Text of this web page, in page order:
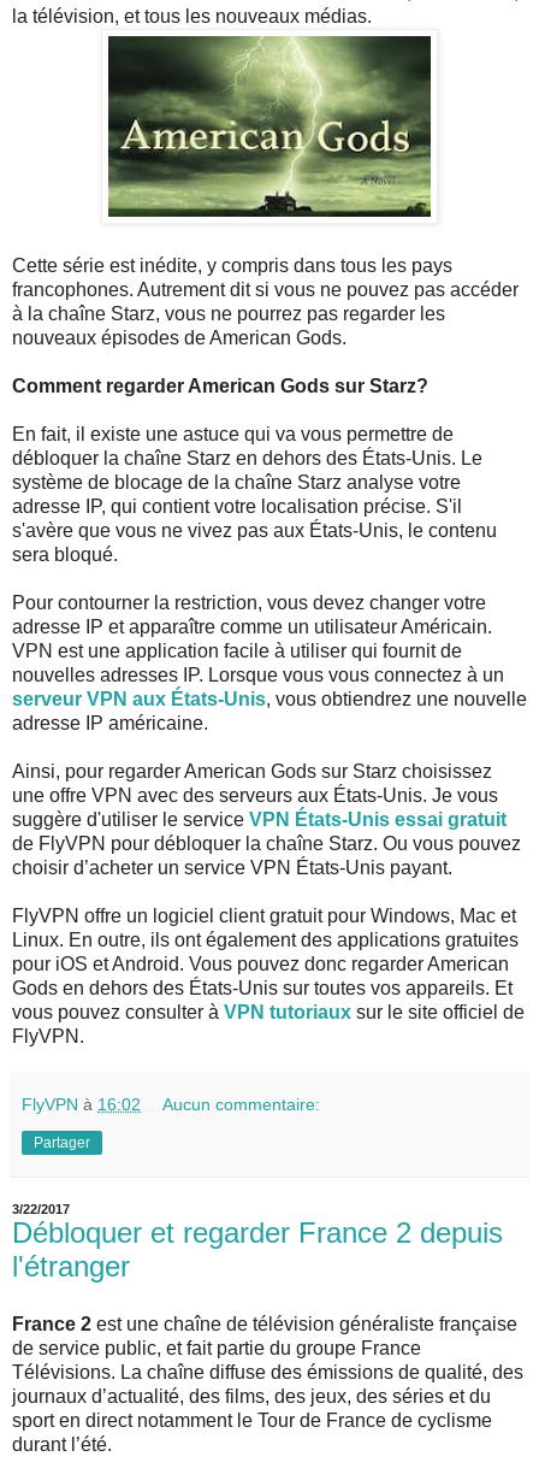
la télévision, et tous les nouveaux médias.
Cette série est inédite, y compris dans tous les pays
francophones. Autrement dit si vous ne pouvez pas accéder
à la chaîne Starz, vous ne pourrez pas regarder les
nouveaux épisodes de American Gods.
Comment regarder American Gods sur Starz?
En fait, il existe une astuce qui va vous permettre de
débloquer la chaîne Starz en dehors des États-Unis. Le
système de blocage de la chaîne Starz analyse votre
adresse IP, qui contient votre localisation précise. S'il
s'avère que vous ne vivez pas aux États-Unis, le contenu
sera bloqué.
Pour contourner la restriction, vous devez changer votre
adresse IP et apparaître comme un utilisateur Américain.
VPN est une application facile à utiliser qui fournit de
nouvelles adresses IP. Lorsque vous vous connectez à un
serveur VPN aux États-Unis, vous obtiendrez une nouvelle
adresse IP américaine.
Ainsi, pour regarder American Gods sur Starz choisissez
une offre VPN avec des serveurs aux États-Unis. Je vous
suggère d'utiliser le service VPN États-Unis essai gratuit
de FlyVPN pour débloquer la chaîne Starz. Ou vous pouvez
choisir d’acheter un service VPN États-Unis payant.
FlyVPN offre un logiciel client gratuit pour Windows, Mac et
Linux. En outre, ils ont également des applications gratuites
pour iOS et Android. Vous pouvez donc regarder American
Gods en dehors des États-Unis sur toutes vos appareils. Et
vous pouvez consulter à VPN tutoriaux sur le site officiel de
FlyVPN.
FlyVPN à 16:02 Aucun commentaire:
Partager
3/22/2017
Débloquer et regarder France 2 depuis
l'étranger
France 2 est une chaîne de télévision généraliste française
de service public, et fait partie du groupe France
Télévisions. La chaîne diffuse des émissions de qualité, des
journaux d’actualité, des films, des jeux, des séries et du
sport en direct notamment le Tour de France de cyclisme
durant l’été.